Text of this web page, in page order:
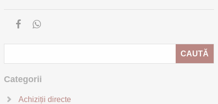
Categorii
Achiziții directe